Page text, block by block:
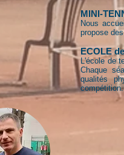
MINI-
Nous
propose
ECOLE
L'école de
Chaque
qualités
compétition.